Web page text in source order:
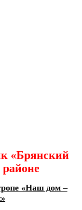
«Брянский
«Наш дом –